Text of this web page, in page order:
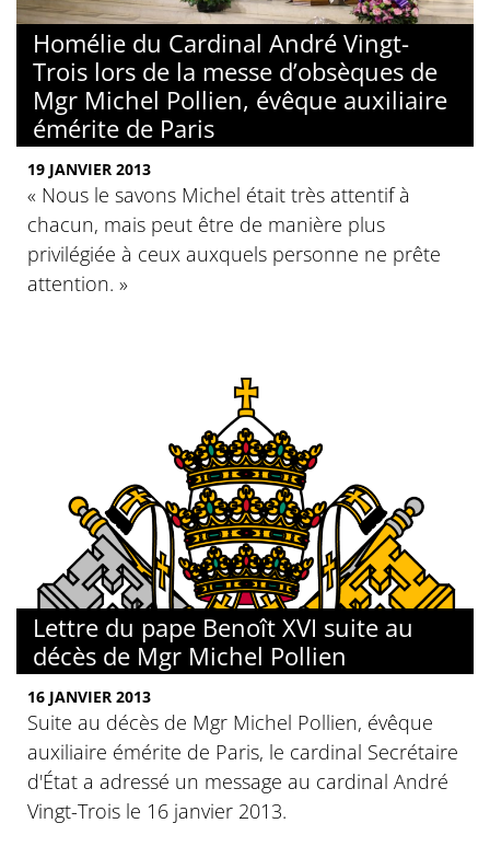
Homélie du Cardinal André Vingt-
Trois lors de la messe d’obsèques de
Mgr Michel Pollien, évêque auxiliaire
émérite de Paris
19 JANVIER 2013
« Nous le savons Michel était très attentif à
chacun, mais peut être de manière plus
privilégiée à ceux auxquels personne ne prête
attention. »
Lettre du pape Benoît XVI suite au
décès de Mgr Michel Pollien
16 JANVIER 2013
Suite au décès de Mgr Michel Pollien, évêque
auxiliaire émérite de Paris, le cardinal Secrétaire
d'État a adressé un message au cardinal André
Vingt-Trois le 16 janvier 2013.